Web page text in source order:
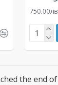
the end